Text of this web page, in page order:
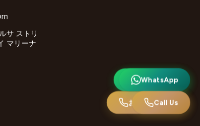
サ ストリ
マリーナ
ワッツアップ
お電話ください
WhatsApp
Call Us